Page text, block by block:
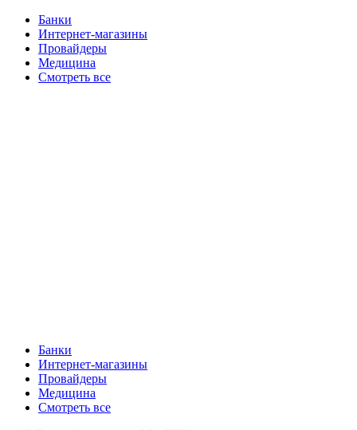
Банки
Интернет-магазины
Провайдеры
Медицина
Смотреть все
Банки
Интернет-магазины
Провайдеры
Медицина
Смотреть все